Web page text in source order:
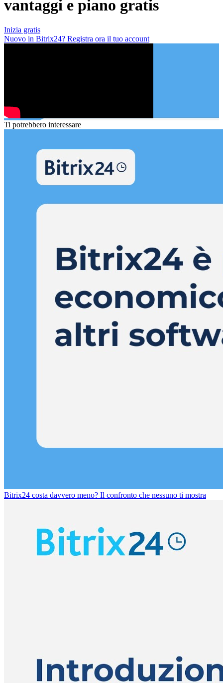
vantaggi e piano gratis
Inizia gratis
Nuovo in Bitrix24? Registra ora il tuo account
Ti potrebbero interessare
Bitrix24 costa davvero meno? Il confronto che nessuno ti mostra